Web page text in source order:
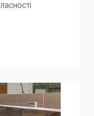
власності